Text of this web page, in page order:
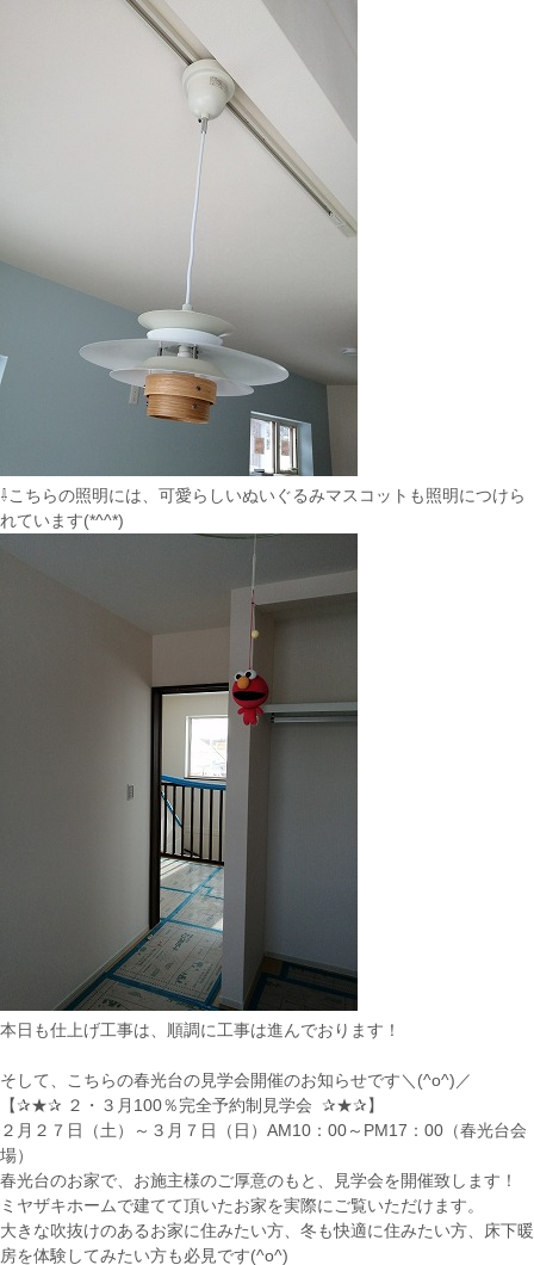
⇩こちらの照明には、可愛らしいぬいぐるみマスコットも照明につけら
れています(*^^*)
本日も仕上げ工事は、順調に工事は進んでおります！
そして、こちらの春光台の見学会開催のお知らせです＼(^o^)／
【✰★✰ ２・３月100％完全予約制見学会 ✰★✰】
２月２７日（土）～３月７日（日）AM10：00～PM17：00（春光台会
場）
春光台のお家で、お施主様のご厚意のもと、見学会を開催致します！
ミヤザキホームで建てて頂いたお家を実際にご覧いただけます。
大きな吹抜けのあるお家に住みたい方、冬も快適に住みたい方、床下暖
房を体験してみたい方も必見です(^o^)